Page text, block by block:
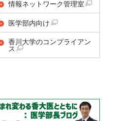
情報ネットワーク管理室
医学部内向け
香川大学のコンプライアン
ス